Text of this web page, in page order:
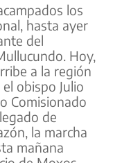
los
hasta ayer
del
Hoy,
a la región
obispo Julio
Comisionado
de
la marcha
mañana